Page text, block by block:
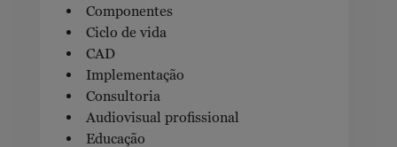
Componentes
Ciclo de vida
CAD
Implementação
Consultoria
Audiovisual profissional
Educação